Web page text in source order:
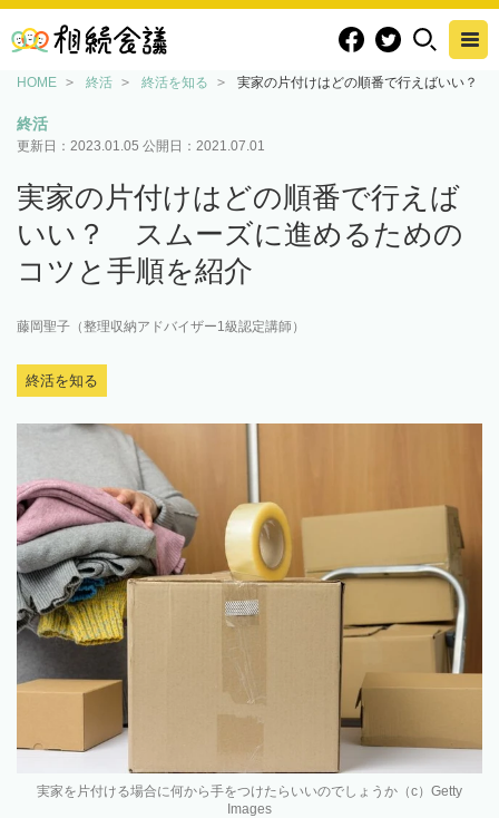
HOME 終活 終活を知る 実家の片付けはどの順番で行えばいい？
終活
更新日： 2023.01.05 公開日： 2021.07.01
実家の片付けはどの順番で行えば
いい？ スムーズに進めるための
コツと手順を紹介
藤岡聖子（整理収納アドバイザー1級認定講師）
終活を知る
実家を片付ける場合に何から手をつけたらいいのでしょうか（c）Getty
Images